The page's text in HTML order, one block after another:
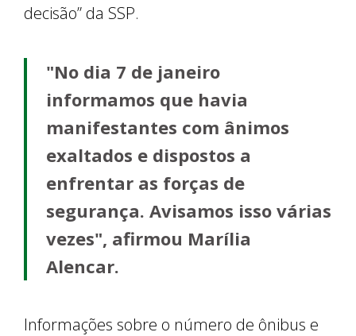
decisão” da SSP.
"No dia 7 de janeiro
informamos que havia
manifestantes com ânimos
exaltados e dispostos a
enfrentar as forças de
segurança. Avisamos isso várias
vezes", afirmou Marília
Alencar.
Informações sobre o número de ônibus e